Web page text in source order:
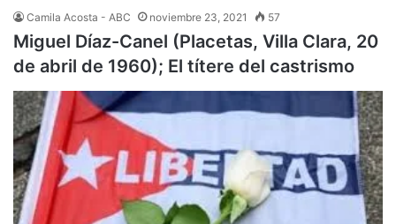
Camila Acosta - ABC noviembre 23, 2021 57
Miguel Díaz-Canel (Placetas, Villa Clara, 20
de abril de 1960); El títere del castrismo